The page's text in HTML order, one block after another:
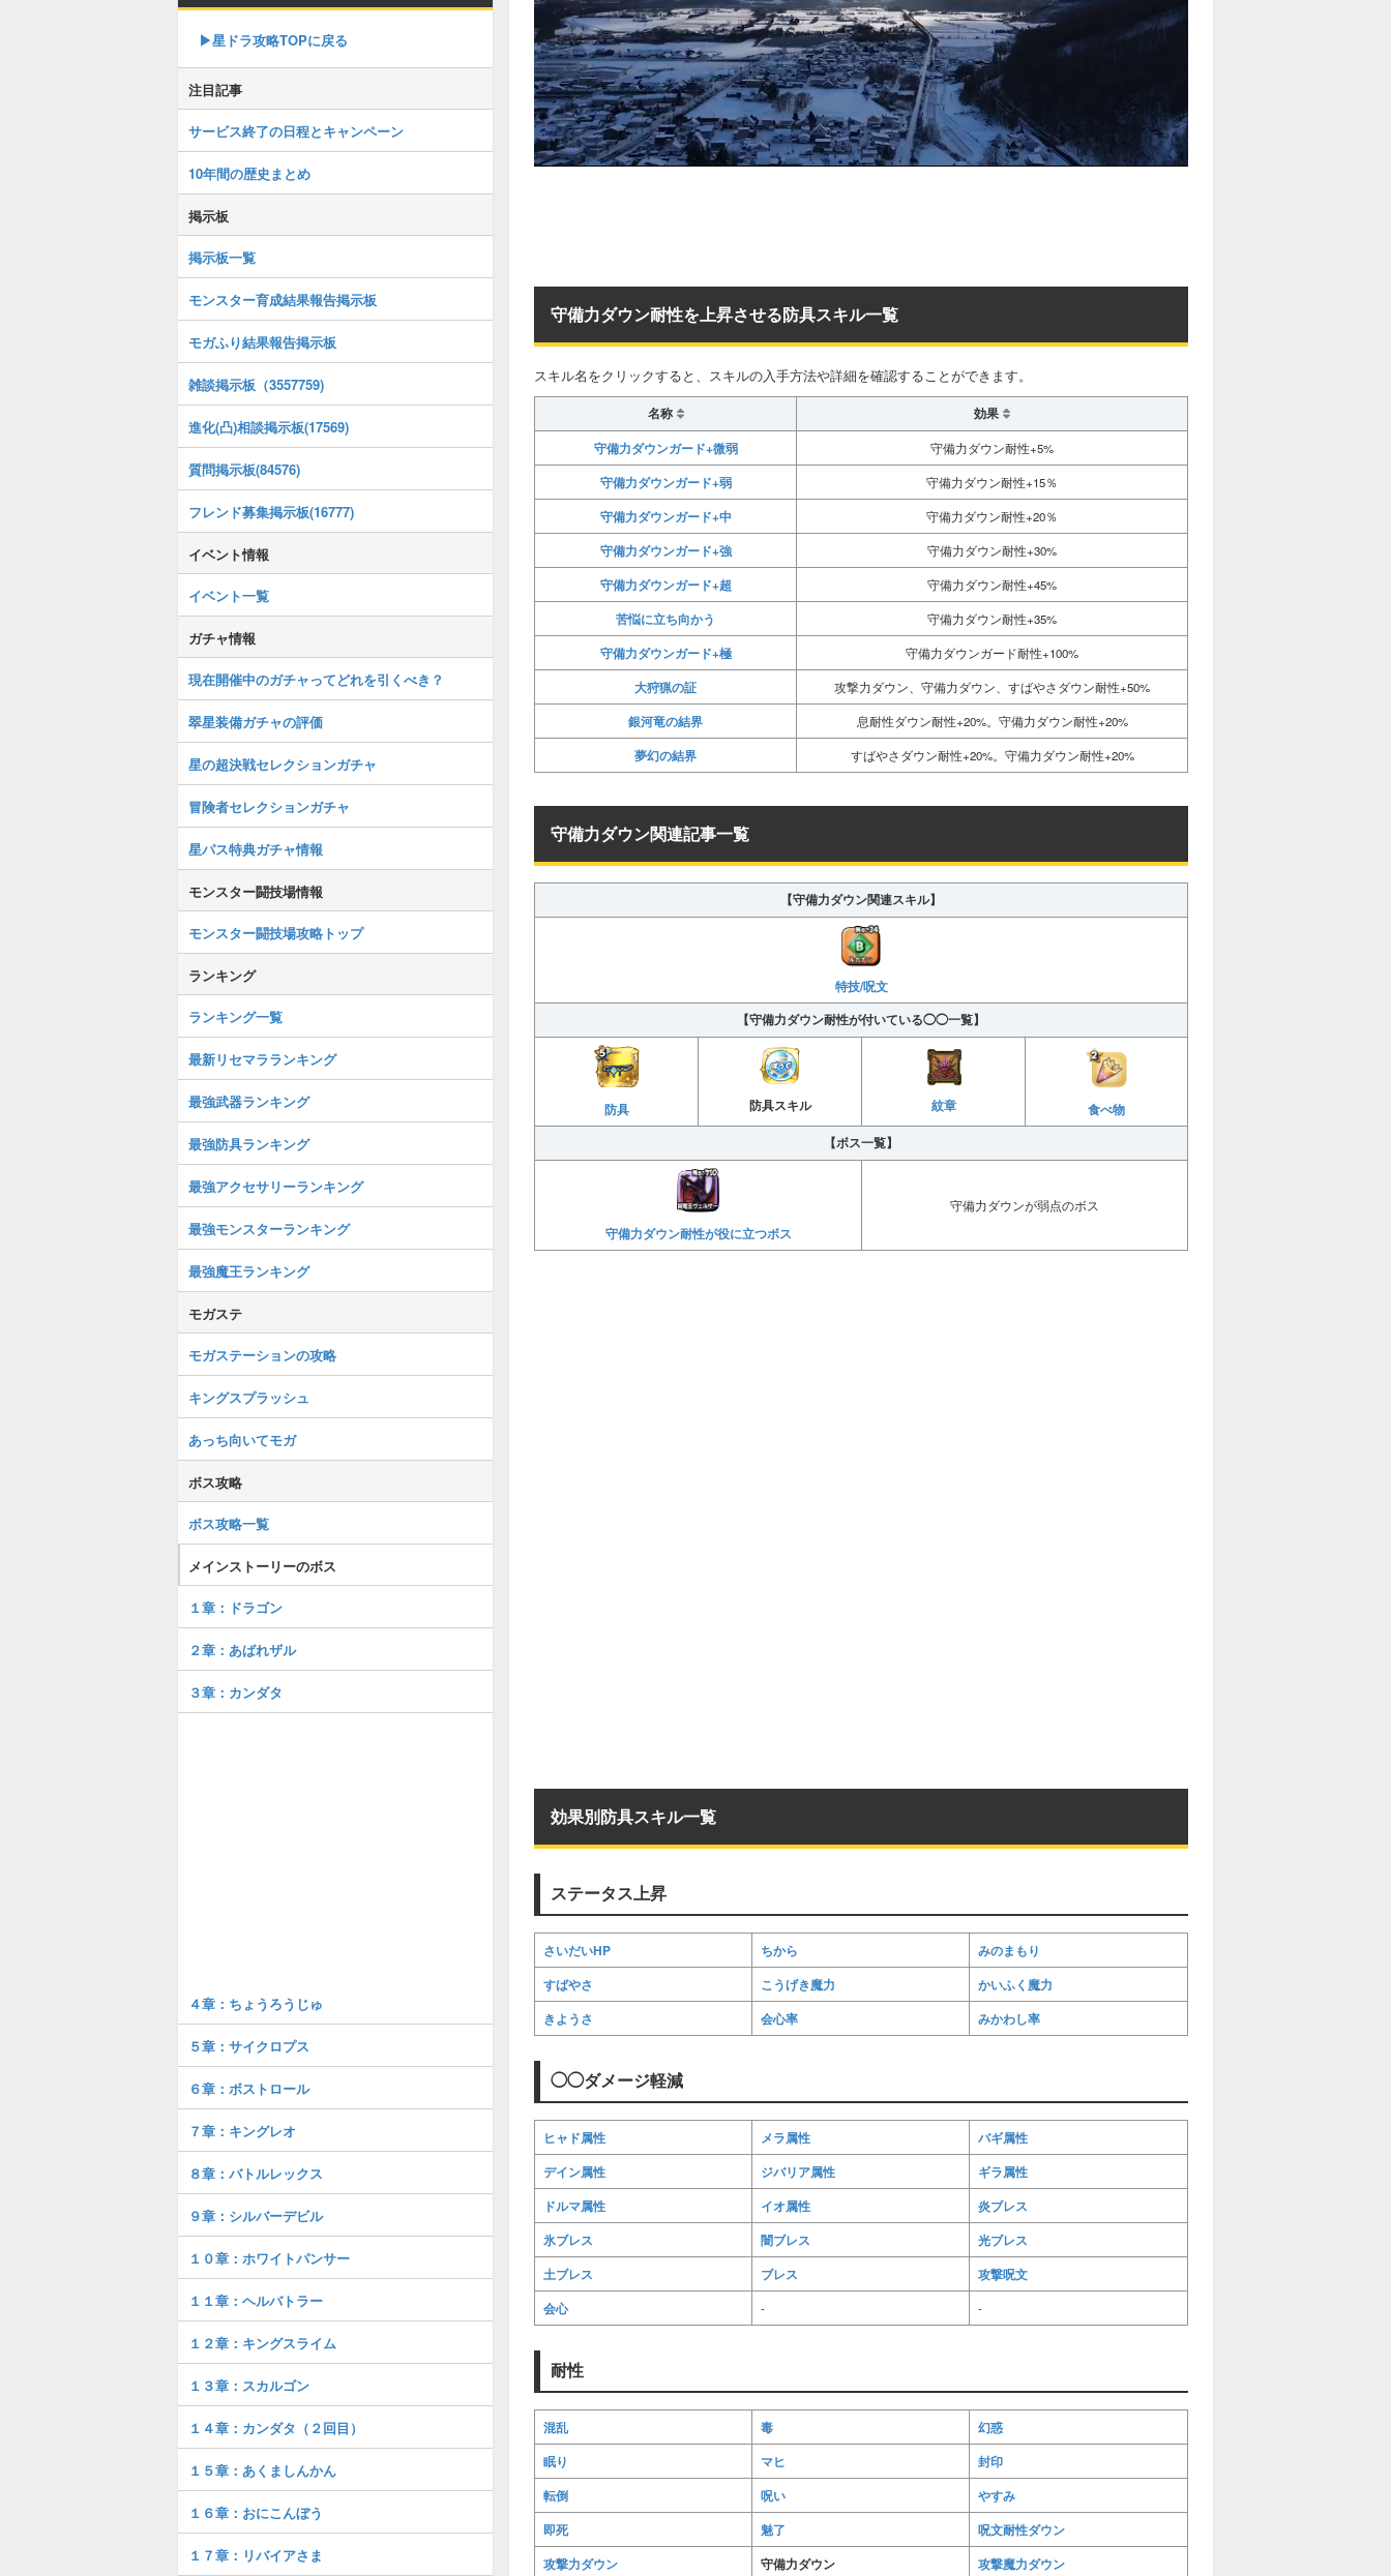
守備力ダウン耐性を上昇させる防具スキル一覧
スキル名をクリックすると、スキルの入手方法や詳細を確認することができます。
名称 効果
守備力ダウンガード+微弱 守備力ダウン耐性+5%
守備力ダウンガード+弱 守備力ダウン耐性+15％
守備力ダウンガード+中 守備力ダウン耐性+20％
守備力ダウンガード+強 守備力ダウン耐性+30%
守備力ダウンガード+超 守備力ダウン耐性+45%
苦悩に立ち向かう 守備力ダウン耐性+35%
守備力ダウンガード+極 守備力ダウンガード耐性+100%
大狩猟の証 攻撃力ダウン、守備力ダウン、すばやさダウン耐性+50%
銀河竜の結界 息耐性ダウン耐性+20%。守備力ダウン耐性+20%
夢幻の結界 すばやさダウン耐性+20%。守備力ダウン耐性+20%
守備力ダウン関連記事一覧
【守備力ダウン関連スキル】
特技/呪文
【守備力ダウン耐性が付いている◯◯一覧】
防具 防具スキル 紋章 食べ物
【ボス一覧】
守備力ダウン耐性が役に立つボス
守備力ダウンが弱点のボス
効果別防具スキル一覧
ステータス上昇
さいだいHP ちから
みのまもり
すばやさ
こうげき魔力
かいふく魔力
きようさ
会心率 みかわし率
◯◯ダメージ軽減
ヒャド属性 メラ属性
バギ属性
デイン属性
ジバリア属性
ギラ属性
ドルマ属性
イオ属性
炎ブレス
氷ブレス
闇ブレス
光ブレス
土ブレス
ブレス
攻撃呪文
会心
- -
耐性
混乱 毒
幻惑
眠り
マヒ
封印
転倒
呪い
やすみ
即死
魅了
呪文耐性ダウン
攻撃力ダウン
守備力ダウン 攻撃魔力ダウン
▶︎星ドラ攻略TOPに戻る
注目記事
サービス終了の日程とキャンペーン
10年間の歴史まとめ
掲示板
掲示板一覧
モンスター育成結果報告掲示板
モガふり結果報告掲示板
雑談掲示板（3557759)
進化(凸)相談掲示板(17569)
質問掲示板(84576)
フレンド募集掲示板(16777)
イベント情報
イベント一覧
ガチャ情報
現在開催中のガチャってどれを引くべき？
翠星装備ガチャの評価
星の超決戦セレクションガチャ
冒険者セレクションガチャ
星パス特典ガチャ情報
モンスター闘技場情報
モンスター闘技場攻略トップ
ランキング
ランキング一覧
最新リセマラランキング
最強武器ランキング
最強防具ランキング
最強アクセサリーランキング
最強モンスターランキング
最強魔王ランキング
モガステ
モガステーションの攻略
キングスプラッシュ
あっち向いてモガ
ボス攻略
ボス攻略一覧
メインストーリーのボス
１章：ドラゴン
２章：あばれザル
３章：カンダタ
４章：ちょうろうじゅ
５章：サイクロプス
６章：ボストロール
７章：キングレオ
８章：バトルレックス
９章：シルバーデビル
１０章：ホワイトパンサー
１１章：ヘルバトラー
１２章：キングスライム
１３章：スカルゴン
１４章：カンダタ（２回目）
１５章：あくましんかん
１６章：おにこんぼう
１７章：リバイアさま